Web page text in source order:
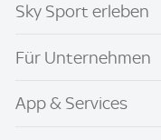
Sky Sport erleben
Für Unternehmen
App & Services